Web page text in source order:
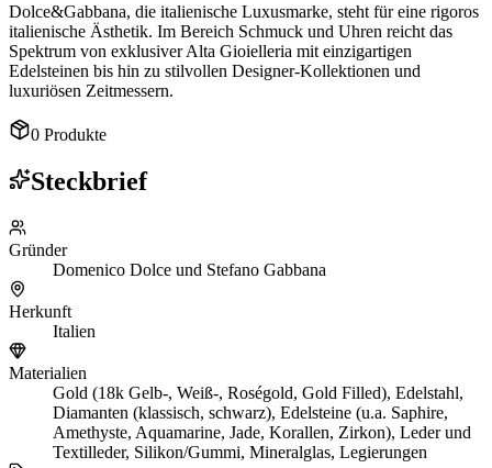
Dolce&Gabbana, die italienische Luxusmarke, steht für eine rigoros
italienische Ästhetik. Im Bereich Schmuck und Uhren reicht das
Spektrum von exklusiver Alta Gioielleria mit einzigartigen
Edelsteinen bis hin zu stilvollen Designer-Kollektionen und
luxuriösen Zeitmessern.
0 Produkte
Steckbrief
Gründer
Domenico Dolce und Stefano Gabbana
Herkunft
Italien
Materialien
Gold (18k Gelb-, Weiß-, Roségold, Gold Filled), Edelstahl,
Diamanten (klassisch, schwarz), Edelsteine (u.a. Saphire,
Amethyste, Aquamarine, Jade, Korallen, Zirkon), Leder und
Textilleder, Silikon/Gummi, Mineralglas, Legierungen